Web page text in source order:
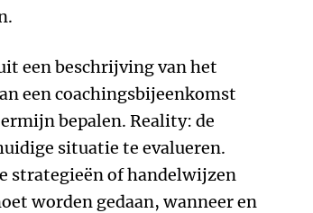
een beschrijving van het
een coachingsbijeenkomst
bepalen. Reality: de
situatie te evalueren.
strategieën of handelwijzen
worden gedaan, wanneer en